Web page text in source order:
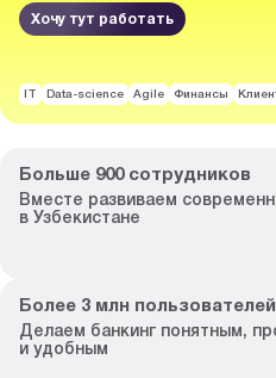
Хочу тут работать
Data-science Agile Финансы
Больше 900сотрудников
Вместе развиваем
в Узбекистане
Более 3 млн пользователей
Делаем банкинг понятным,
и удобным